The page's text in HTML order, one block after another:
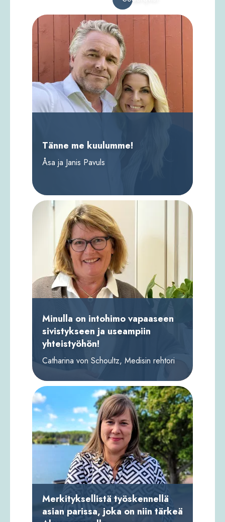
Daniel ja Sara Söderqvist
Åsa ja Janis Pavuls
Minulla on intohimo vapaaseen
sivistykseen ja useampiin
Catharina von Schoultz, Medisin rehtori